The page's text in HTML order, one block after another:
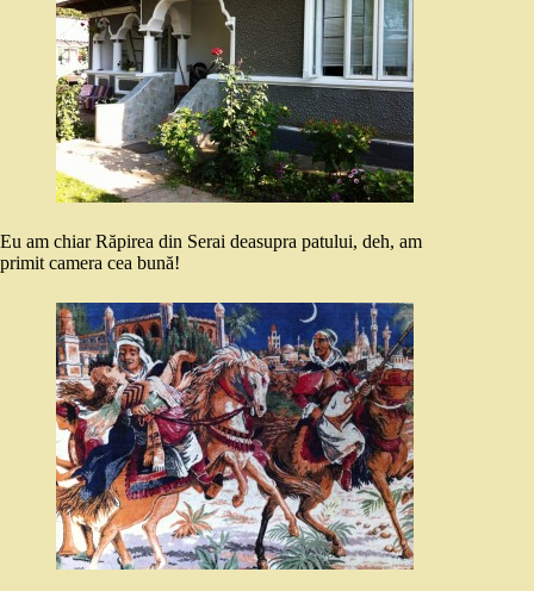
Eu am chiar Răpirea din Serai deasupra patului, deh, am
primit camera cea bună!